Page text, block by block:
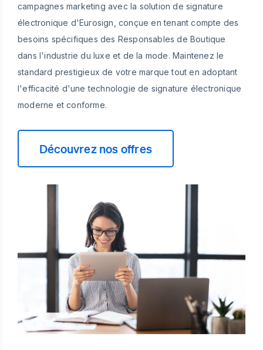
campagnes marketing avec la solution de signature
électronique d'Eurosign, conçue en tenant compte des
besoins spécifiques des Responsables de Boutique
dans l'industrie du luxe et de la mode. Maintenez le
standard prestigieux de votre marque tout en adoptant
l'efficacité d'une technologie de signature électronique
moderne et conforme.
Découvrez nos offres